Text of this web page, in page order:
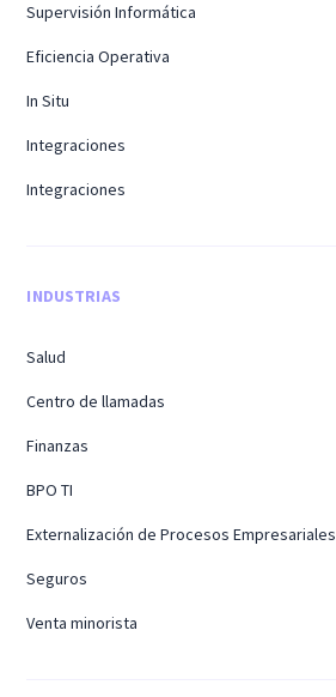
Supervisión Informática
Eficiencia Operativa
In Situ
Integraciones
Integraciones
INDUSTRIAS
Salud
Centro de llamadas
Finanzas
BPO TI
Externalización de Procesos Empresariales
Seguros
Venta minorista